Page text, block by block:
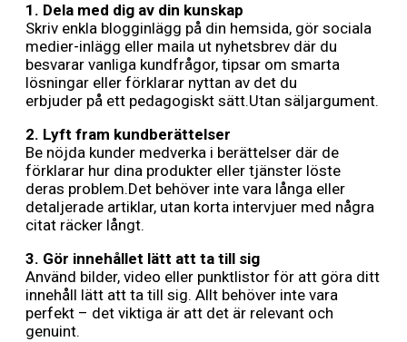
1. Dela med dig av din kunskap
Skriv enkla blogginlägg på din hemsida, gör sociala
medier-inlägg eller maila ut nyhetsbrev där du
besvarar vanliga kundfrågor, tipsar om smarta
lösningar eller förklarar nyttan av det du
erbjuder på ett pedagogiskt sätt.Utan säljargument.
2. Lyft fram kundberättelser
Be nöjda kunder medverka i berättelser där de
förklarar hur dina produkter eller tjänster löste
deras problem.Det behöver inte vara långa eller
detaljerade artiklar, utan korta intervjuer med några
citat räcker långt.
3. Gör innehållet lätt att ta till sig
Använd bilder, video eller punktlistor för att göra ditt
innehåll lätt att ta till sig. Allt behöver inte vara
perfekt – det viktiga är att det är relevant och
genuint.